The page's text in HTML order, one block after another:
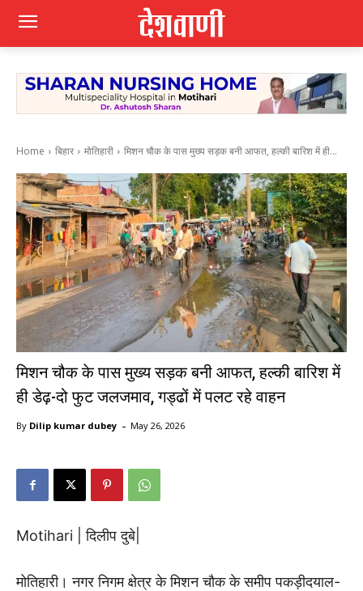
Home बिहार मोतिहारी मिशन चौक के पास मुख्य सड़क बनी आफत, हल्की बारिश में ही...
मिशन चौक के पास मुख्य सड़क बनी आफत, हल्की बारिश में
ही डेढ़-दो फुट जलजमाव, गड्ढों में पलट रहे वाहन
By Dilip kumar dubey - May 26, 2026
Motihari | दिलीप दुबे|
मोतिहारी। नगर निगम क्षेत्र के मिशन चौक के समीप पकड़ीदयाल-